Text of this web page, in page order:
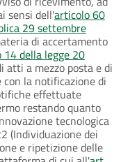
sensi dell'articolo 60
29 settembre
di accertamento
della legge 20
atti a mezzo posta e di
con la notificazione di
effettuate
restando quanto
tecnologica
(Individuazione dei
e ripetizione delle